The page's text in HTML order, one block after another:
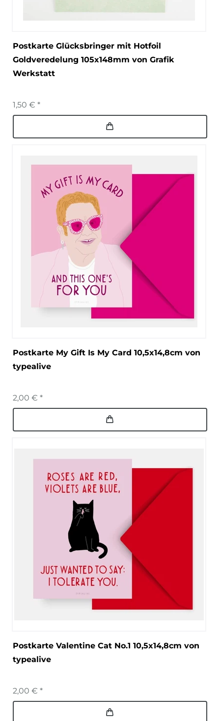
Postkarte Glücksbringer mit Hotfoil
Goldveredelung 105x148mm von Grafik
Werkstatt
1,50 € *
Postkarte My Gift Is My Card 10,5x14,8cm von
typealive
2,00 € *
Postkarte Valentine Cat No.1 10,5x14,8cm von
typealive
2,00 € *